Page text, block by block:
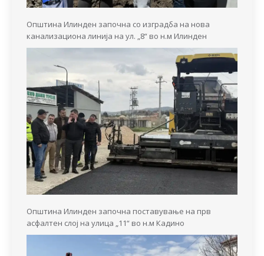
Општина Илинден започна со изградба на нова
канализациона линија на ул. „8“ во н.м Илинден
Општина Илинден започна поставување на прв
асфалтен слој на улица „11“ во н.м Кадино